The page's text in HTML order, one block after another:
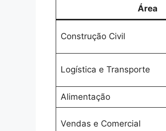
Área
Construção Civil
Logística e Transporte
Alimentação
Vendas e Comercial